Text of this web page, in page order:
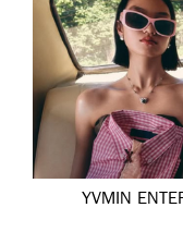
YVMIN